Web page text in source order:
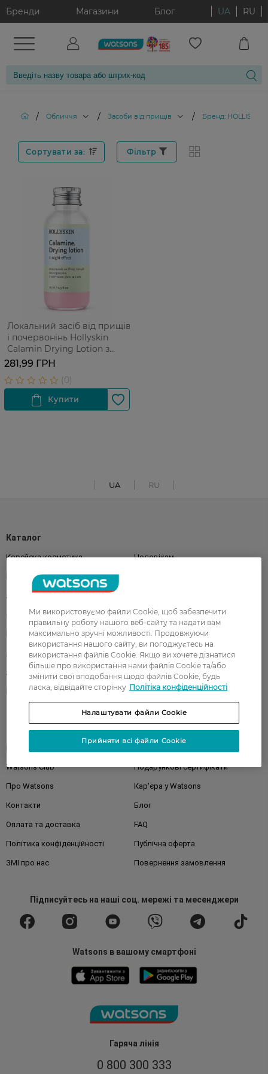
Бренди Магазини Блог UA RU
/ Обличчя / Засоби від прищів / Бренд: HOLLISKIN
Сортувати за: Фільтр
Локальний засіб від прищів
і почервонінь Hollyskin
Calamin Drying Lotion з
миттєвою дією за 1 ніч 15 мл
281,99 ГРН
UA RU
Гаряча лінія
0 800 300 333
Каталог
Корейска косметика Чоловікам
Парфуми
Акції
Обличчя Тіло
Подарунки Діти
Волосся
Аксесуари Дерматокосметика
Бренди
Клієнтам
Watsons Club Подарункові сертифікати
Про Watsons Кар'єра у Watsons
Контакти Блог
Оплата та доставка FAQ
Політика конфіденційності Публічна оферта
ЗМІ про нас Повернення замовлення
Підписуйтесьна наші соц. мережі та месенджери
Watsons в вашому смартфоні
Ми використовуємо файли Cookie, щоб забезпечити
правильну роботу нашого веб-сайту та надати вам
максимально зручні можливості. Продовжуючи
використання нашого сайту, ви погоджуєтесь на
використання файлів Cookie. Якщо ви хочете дізнатися
більше про використання нами файлів Cookie та/або
змінити свої вподобання щодо файлів Cookie, будь
ласка, відвідайте сторінку Політіка конфіденційності
Налаштувати файли Cookie
Прийняти всі файли Cookie